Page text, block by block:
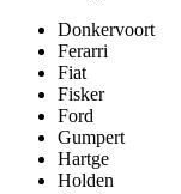
Donkervoort
Ferarri
Fiat
Fisker
Ford
Gumpert
Hartge
Holden